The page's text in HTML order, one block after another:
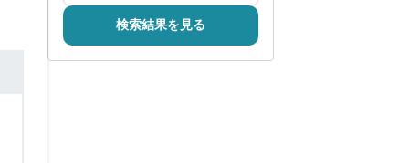
検索結果を見る